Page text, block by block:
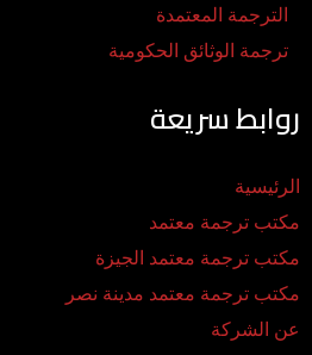
الترجمة المعتمدة
ترجمة الوثائق الحكومية
روابط سريعة
الرئيسية
مكتب ترجمة معتمد
مكتب ترجمة معتمد الجيزة
مكتب ترجمة معتمد مدينة نصر
عن الشركة